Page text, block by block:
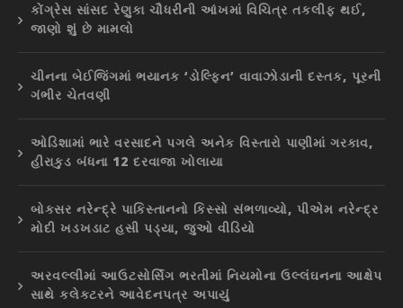
કોંગ્રેસ સાંસદ રેણુકા ચૌધરીની આંખમાં વિચિત્ર તકલીફ થઈ,
જાણો શું છે મામલો
ચીનના બેઈજિંગમાં ભયાનક ‘ડોલ્ફિન’ વાવાઝોડાની દસ્તક, પૂરની
ગંભીર ચેતવણી
ઓડિશામાં ભારે વરસાદને પગલે અનેક વિસ્તારો પાણીમાં ગરકાવ,
હીરાકુડ બંધના 12 દરવાજા ખોલાયા
બોક્સર નરેન્દ્રે પાકિસ્તાનનો કિસ્સો સંભળાવ્યો, પીએમ નરેન્દ્ર
મોદી ખડખડાટ હસી પડ્યા, જુઓ વીડિયો
અરવલ્લીમાં આઉટસોર્સિંગ ભરતીમાં નિયમોના ઉલ્લંઘનના આક્ષેપ
સાથે કલેક્ટરને આવેદનપત્ર અપાયું